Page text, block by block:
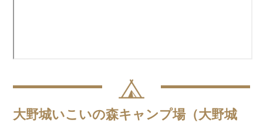
大野城いこいの森キャンプ場（大野城